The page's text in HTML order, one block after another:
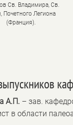
Св. Владимира, Св.
Почетного Легиона
(Франция).
А.П. – зав.
в области